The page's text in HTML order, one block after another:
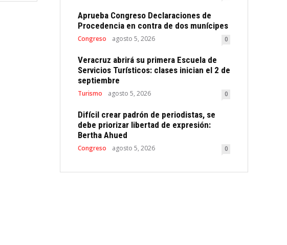
Aprueba Congreso Declaraciones de
Procedencia en contra de dos munícipes
Congreso agosto 5, 2026 0
Veracruz abrirá su primera Escuela de
Servicios Turísticos: clases inician el 2 de
septiembre
Turismo agosto 5, 2026 0
Difícil crear padrón de periodistas, se
debe priorizar libertad de expresión:
Bertha Ahued
Congreso agosto 5, 2026 0